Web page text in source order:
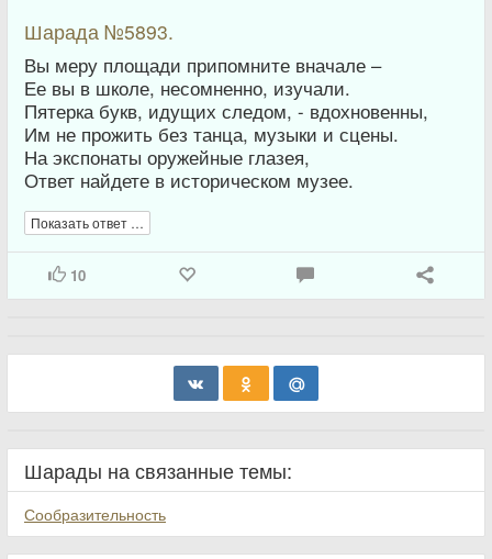
Шарада №5893.
Вы меру площади припомните вначале –
Ее вы в школе, несомненно, изучали.
Пятерка букв, идущих следом, - вдохновенны,
Им не прожить без танца, музыки и сцены.
На экспонаты оружейные глазея,
Ответ найдете в историческом музее.
Показать ответ …
10
Шарады на связанные темы:
Сообразительность